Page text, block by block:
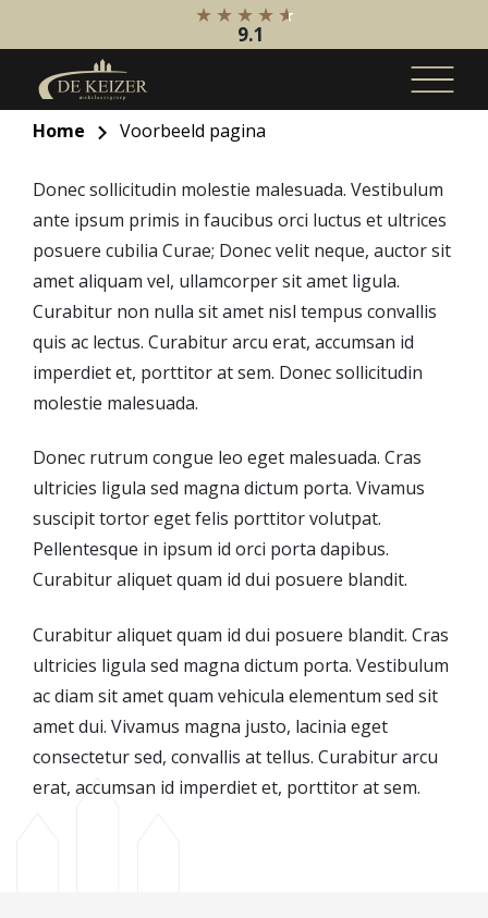
Bestaande bouw
Internationaal
Nieuwbouw
Bedrijfsaanbod
Huuraanbod
Bestaande bouw
Internationaal
Nieuwbouw
Bedrijfsaanbod
Diensten
Kopen
Huren
Verhuren
Taxeren
Verzekeren
Nieuwbouw
Projectontwikkelaars
Particulieren
9.1
Home Voorbeeld pagina
Donec sollicitudin molestie malesuada. Vestibulum
ante ipsum primis in faucibus orci luctus et ultrices
posuere cubilia Curae; Donec velit neque, auctor sit
amet aliquam vel, ullamcorper sit amet ligula.
Curabitur non nulla sit amet nisl tempus convallis
quis ac lectus. Curabitur arcu erat, accumsan id
imperdiet et, porttitor at sem. Donec sollicitudin
molestie malesuada.
Donec rutrum congue leo eget malesuada. Cras
ultricies ligula sed magna dictum porta. Vivamus
suscipit tortor eget felis porttitor volutpat.
Pellentesque in ipsum id orci porta dapibus.
Curabitur aliquet quam id dui posuere blandit.
Curabitur aliquet quam id dui posuere blandit. Cras
ultricies ligula sed magna dictum porta. Vestibulum
ac diam sit amet quam vehicula elementum sed sit
amet dui. Vivamus magna justo, lacinia eget
consectetur sed, convallis at tellus. Curabitur arcu
erat, accumsan id imperdiet et, porttitor at sem.